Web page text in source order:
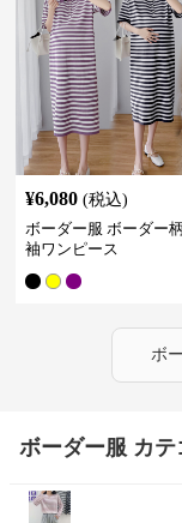
¥6,080 (税込)
ボーダー服 ボーダー
袖ワンピース
ボ
ボーダー服 カテ